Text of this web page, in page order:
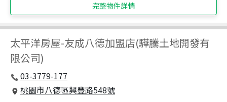
完整物件詳情
太平洋房屋-友成八德加盟店(驊騰土地開發有
限公司)
03-3779-177
桃園市八德區興豐路548號